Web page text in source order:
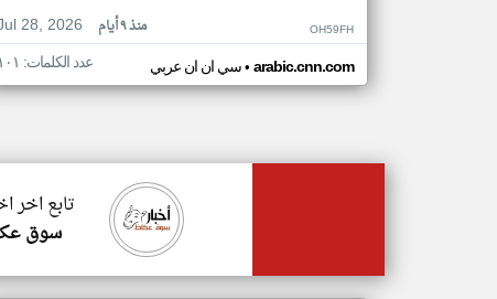
28, 2026
منذ ٩ أيام OH59FH
سي ان ان عربي• arabic.cnn.com عدد الكلمات: ١٠١
تابع اخر
سوق